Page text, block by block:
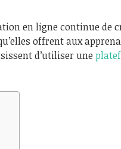
en ligne continue de
offrent aux
d’utiliser une